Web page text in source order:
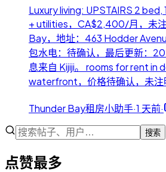
Luxury living: UPSTAIRS 2
+ utilities，CA$2,400/月，未
Bay，地址：463 Hodder
包水电：待确认，最后更新：
息来自 Kijiji。 rooms for rent in
waterfront，价格待确认，未注
Thunder Bay租房小助手·1 天前·
搜索
点赞最多